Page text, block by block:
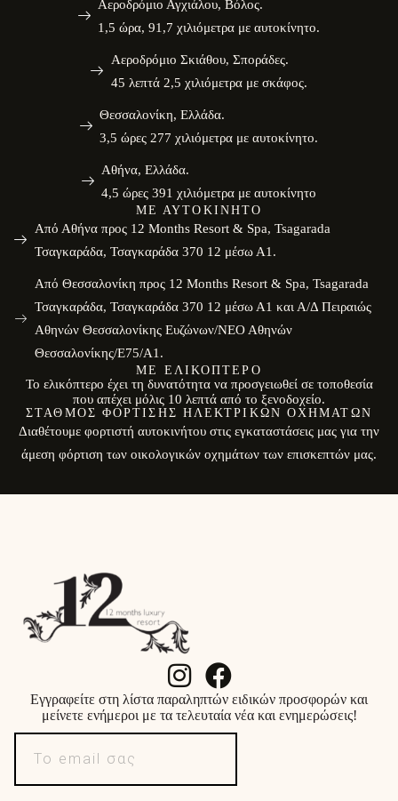
Αεροδρόμιο Αγχιάλου, Βόλος.
1,5 ώρα, 91,7 χιλιόμετρα με αυτοκίνητο.
Αεροδρόμιο Σκιάθου, Σποράδες.
45 λεπτά 2,5 χιλιόμετρα με σκάφος.
Θεσσαλονίκη, Ελλάδα.
3,5 ώρες 277 χιλιόμετρα με αυτοκίνητο.
Αθήνα, Ελλάδα.
4,5 ώρες 391 χιλιόμετρα με αυτοκίνητο
ΜΕ ΑΥΤΟΚΊΝΗΤΟ
Από Αθήνα προς 12 Months Resort & Spa, Tsagarada
Τσαγκαράδα, Τσαγκαράδα 370 12 μέσω Α1.
Από Θεσσαλονίκη προς 12 Months Resort & Spa, Tsagarada
Τσαγκαράδα, Τσαγκαράδα 370 12 μέσω Α1 και Α/Δ Πειραιώς
Αθηνών Θεσσαλονίκης Ευζώνων/ΝΕΟ Αθηνών
Θεσσαλονίκης/E75/Α1.
ΜΕ ΕΛΙΚΌΠΤΕΡΟ
Το ελικόπτερο έχει τη δυνατότητα να προσγειωθεί σε τοποθεσία
που απέχει μόλις 10 λεπτά από το ξενοδοχείο.
ΣΤΑΘΜΌΣ ΦΌΡΤΙΣΗΣ ΗΛΕΚΤΡΙΚΏΝ ΟΧΗΜΆΤΩΝ
Διαθέτουμε φορτιστή αυτοκινήτου στις εγκαταστάσεις μας για την
άμεση φόρτιση των οικολογικών οχημάτων των επισκεπτών μας.
Εγγραφείτε στη λίστα παραληπτών ειδικών προσφορών και
μείνετε ενήμεροι με τα τελευταία νέα και ενημερώσεις!